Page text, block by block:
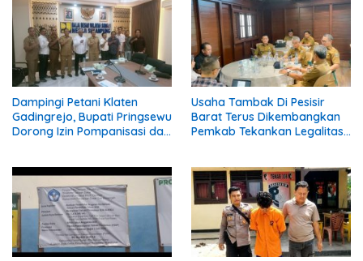
Dampingi Petani Klaten
Gadingrejo, Bupati Pringsewu
Dorong Izin Pompanisasi dari
Usaha Tambak Di Pesisir
Barat Terus Dikembangkan
Pemkab Tekankan Legalitas